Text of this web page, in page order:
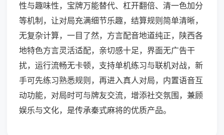
性与趣味性，宝牌万能替代、杠开翻倍、清一色加分
等机制，让对局充满细节乐趣，结算规则简单清晰，
无复杂计算，一目了然，方言配音地道纯正，陕西各
地特色方言灵活适配，亲切感十足，界面无广告干
扰，运行流畅无卡顿，支持单机练习与联机对战，新
手可先练习熟悉规则，再进入真人对局，内置语音互
动功能，对局时可与牌友交流，增添社交氛围，兼顾
娱乐与文化，是传承秦式麻将的优质产品。